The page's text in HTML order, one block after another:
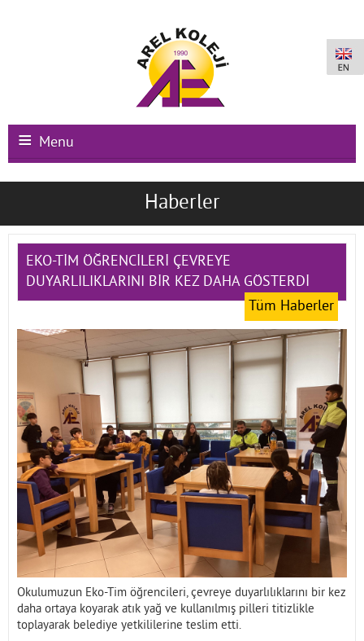
Menu
Ana Sayfa
Okullarımız
Uluslararası Programlar
Kayıt-Kabul
İletişim
Haberler
EKO-TİM ÖĞRENCİLERİ ÇEVREYE
DUYARLILIKLARINI BİR KEZ DAHA GÖSTERDİ
Tüm Haberler
Okulumuzun Eko-Tim öğrencileri, çevreye duyarlılıklarını bir kez
daha ortaya koyarak atık yağ ve kullanılmış pilleri titizlikle
toplayarak belediye yetkililerine teslim etti.